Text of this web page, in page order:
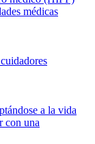
médicas
a la vida
con una